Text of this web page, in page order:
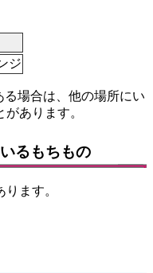
ジ
場合は、他の場所にい
あります。
るもちもの
ます。